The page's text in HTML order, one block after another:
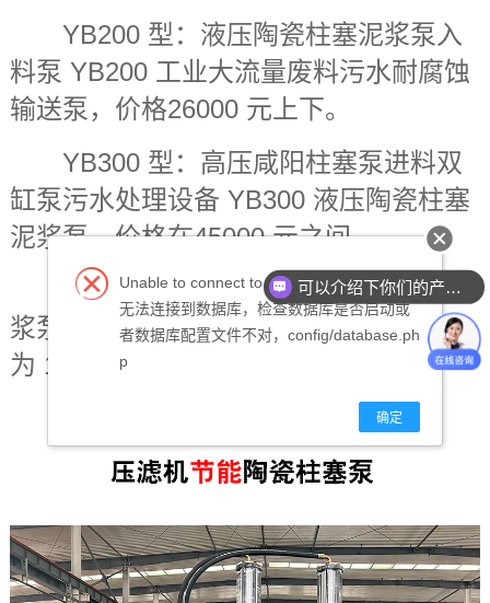
YB200 型：液压陶瓷柱塞泥浆泵入
料泵 YB200 工业大流量废料污水耐腐蚀
输送泵，价格26000 元上下。
YB300 型：高压咸阳柱塞泵进料双
缸泵污水处理设备 YB300 液压陶瓷柱塞
泥浆泵，价格在45000 元之间。
YB400 型：YB400液压陶瓷柱塞泥
浆泵大流量节能压滤机入料泵，价格约
为 125000 元 - 145000 元。
Unable to connect to the database.
无法连接到数据库，检查数据库是否启动或
者数据库配置文件不对，config/database.ph
p
确定
可以介绍下你们的产品么？